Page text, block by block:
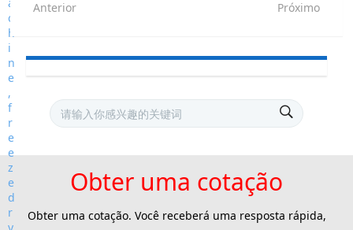
Anterior Próximo
Obter uma cotação
Obter uma cotação. Você receberá uma resposta rápida,